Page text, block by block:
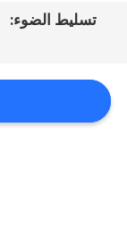
رقابة
اتصل
تسليط الضوء: